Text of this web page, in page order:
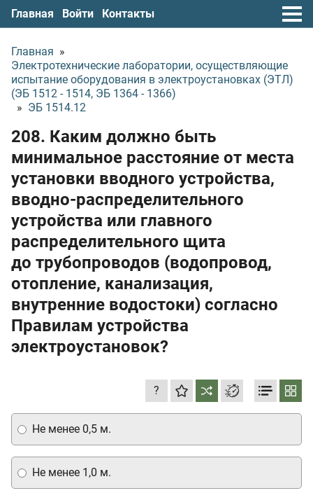
Главная Войти Контакты
Главная »
Электротехнические лаборатории, осуществляющие
испытание оборудования в электроустановках (ЭТЛ)
(ЭБ 1512 - 1514, ЭБ 1364 - 1366)
» ЭБ 1514.12
208. Каким должно быть
минимальное расстояние от места
установки вводного устройства,
вводно-распределительного
устройства или главного
распределительного щита
до трубопроводов (водопровод,
отопление, канализация,
внутренние водостоки) согласно
Правилам устройства
электроустановок?
?
Не менее 0,5 м.
Не менее 1,0 м.